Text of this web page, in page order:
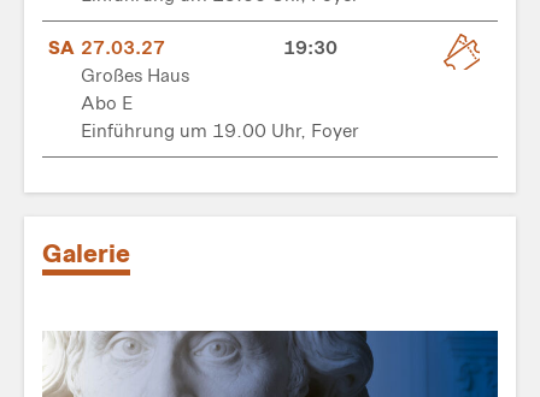
SA 27.03.27
19:30
Großes Haus
Abo E
Einführung um 19.00 Uhr, Foyer
Galerie